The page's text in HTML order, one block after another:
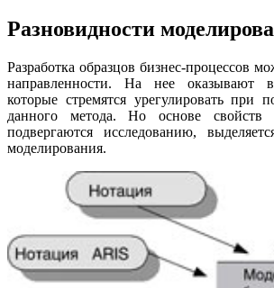
Разновидности
Разработка образцов бизнес-процессов
направленности. На нее оказывают
которые стремятся урегулировать при
данного метода. Но основе свойств
подвергаются исследованию,
моделирования.